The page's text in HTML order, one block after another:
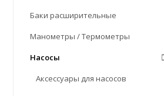
Баки расширительные
Манометры / Термометры
Насосы
Аксессуары для насосов